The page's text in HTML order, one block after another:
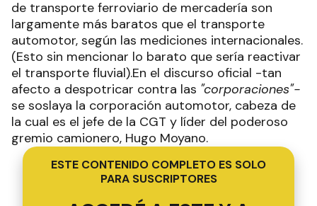
de transporte ferroviario de mercadería son
largamente más baratos que el transporte
automotor, según las mediciones internacionales.
(Esto sin mencionar lo barato que sería reactivar
el transporte fluvial).En el discurso oficial -tan
afecto a despotricar contra las "corporaciones"-
se soslaya la corporación automotor, cabeza de
la cual es el jefe de la CGT y líder del poderoso
gremio camionero, Hugo Moyano.
ESTE CONTENIDO COMPLETO ES SOLO
PARA SUSCRIPTORES